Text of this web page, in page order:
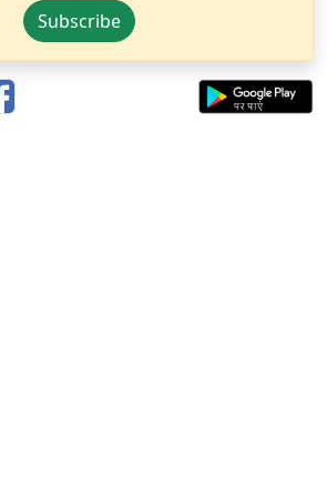
Subscribe